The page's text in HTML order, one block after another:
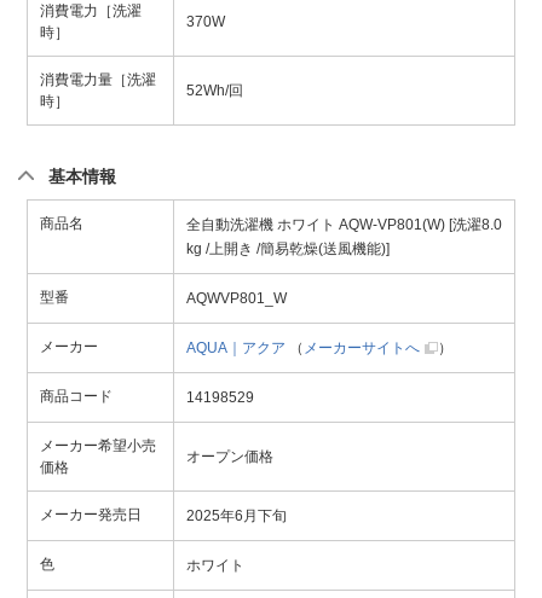
消費電力［洗濯
時］
370W
消費電力量［洗濯
時］
52Wh/回
基本情報
商品名
全自動洗濯機 ホワイト AQW-VP801(W) [洗濯8.0
kg /上開き /簡易乾燥(送風機能)]
型番 AQWVP801_W
メーカー AQUA｜アクア （ メーカーサイトへ ）
商品コード 14198529
メーカー希望小売
価格
オープン価格
メーカー発売日 2025年6月下旬
色 ホワイト